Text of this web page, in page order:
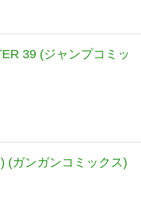
39 (ジャンプコミッ
(ガンガンコミックス)